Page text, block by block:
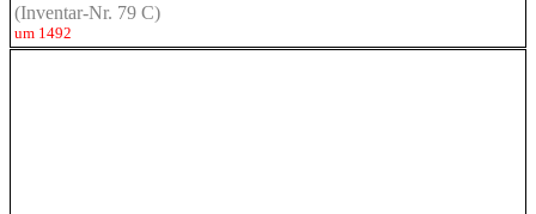
(Inventar-Nr. 79 C)
um 1492